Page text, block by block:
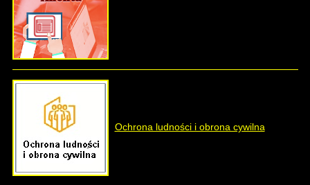
Ochrona ludności i obrona cywilna